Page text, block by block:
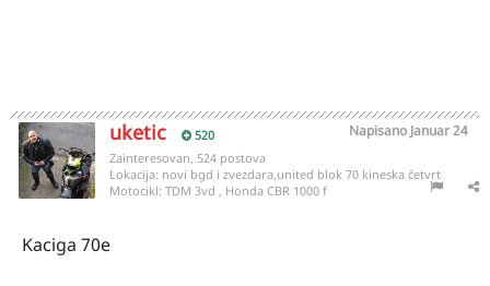
uketic 520 Napisano Januar 24
Zainteresovan, 524 postova
Lokacija: novi bgd i zvezdara,united blok 70 kineska četvrt
Motocikl: TDM 3vd , Honda CBR 1000 f
Kaciga 70e